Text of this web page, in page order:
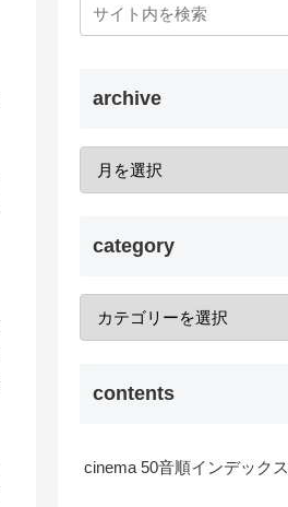
archive
category
contents
cinema 50音順インデックス